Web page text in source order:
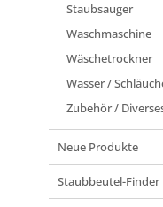
Staubsauger
Waschmaschine
Wäschetrockner
Wasser /
Zubehör /
Neue Produkte
Staubbeutel-Finder